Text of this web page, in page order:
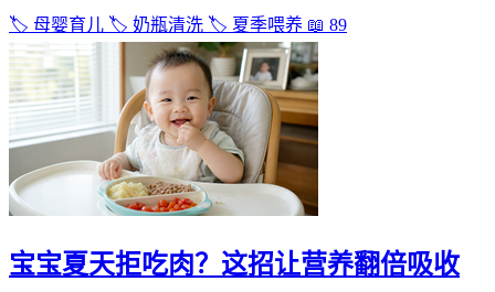
🏷️ 母婴育儿 🏷️ 奶瓶清洗 🏷️ 夏季喂养 📖 89
宝宝夏天拒吃肉？这招让营养翻倍吸收